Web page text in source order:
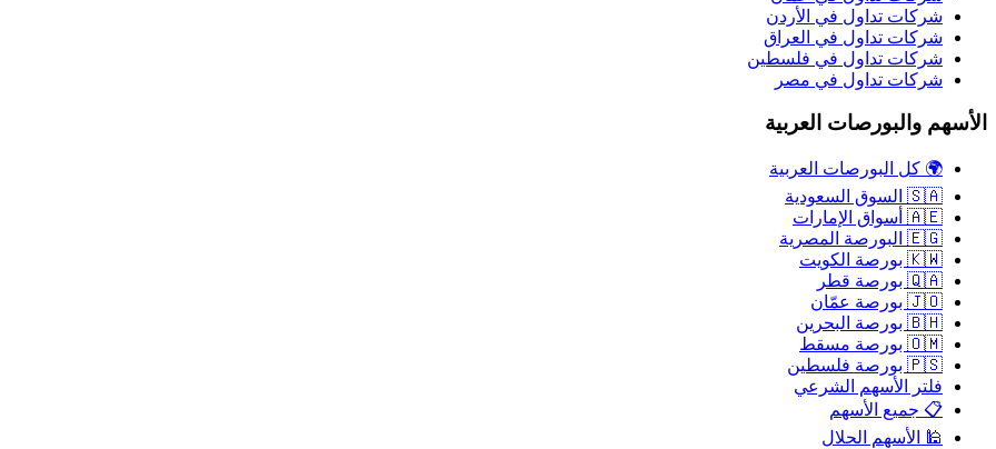
شركات تداول في الأردن
شركات تداول في العراق
شركات تداول في فلسطين
شركات تداول في مصر
الأسهم والبورصات العربية
🌍 كل البورصات العربية
🇸🇦 السوق السعودية
🇦🇪 أسواق الإمارات
🇪🇬 البورصة المصرية
🇰🇼 بورصة الكويت
🇶🇦 بورصة قطر
🇯🇴 بورصة عمّان
🇧🇭 بورصة البحرين
🇴🇲 بورصة مسقط
🇵🇸 بورصة فلسطين
فلتر الأسهم الشرعي
📋 جميع الأسهم
🕌 الأسهم الحلال